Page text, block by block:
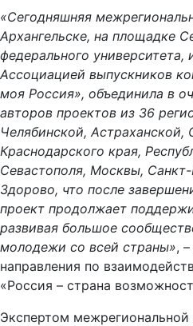
«Сегодняшняя
Архангельске, на площадке
федерального университета,
Ассоциацией выпускников
моя Россия», объединила в
авторов проектов из 36
Челябинской, Астраханской,
Краснодарского края,
Севастополя, Москвы,
Здорово, что после
проект продолжает
развивая большое
молодежи со всей страны»,
направления по
«Россия – страна
Экспертом